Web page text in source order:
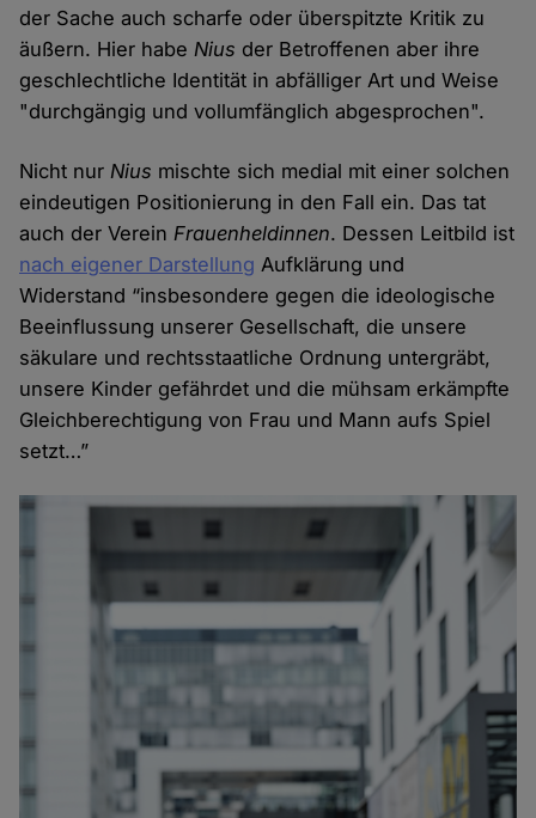
der Sache auch scharfe oder überspitzte Kritik zu
äußern. Hier habe Nius der Betroffenen aber ihre
geschlechtliche Identität in abfälliger Art und Weise
"durchgängig und vollumfänglich abgesprochen".
Nicht nur Nius mischte sich medial mit einer solchen
eindeutigen Positionierung in den Fall ein. Das tat
auch der Verein Frauenheldinnen. Dessen Leitbild ist
nach eigener Darstellung Aufklärung und
Widerstand “insbesondere gegen die ideologische
Beeinflussung unserer Gesellschaft, die unsere
säkulare und rechtsstaatliche Ordnung untergräbt,
unsere Kinder gefährdet und die mühsam erkämpfte
Gleichberechtigung von Frau und Mann aufs Spiel
setzt…”